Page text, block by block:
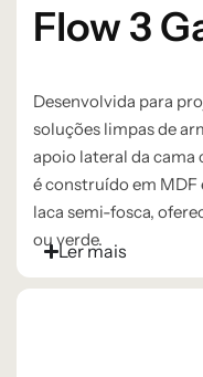
Flow 3
Desenvolvida para
soluções limpas de
apoio lateral da
é construído em MDF
laca semi-fosca,
ou verde.
Ler mais